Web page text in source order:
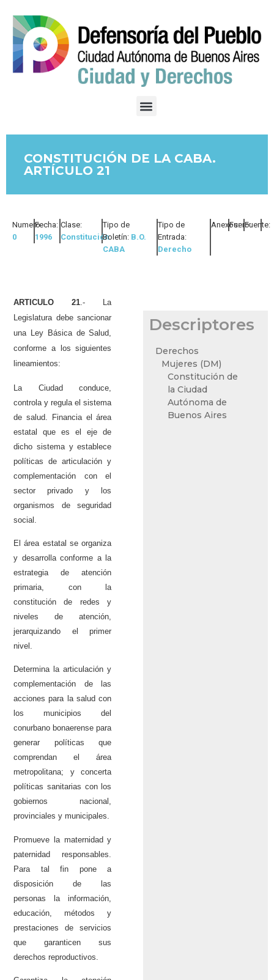
CONSTITUCIÓN DE LA CABA.
ARTÍCULO 21
Numero:
0
Fecha:
1996
Clase:
Constitución
Tipo de
Boletín: B.O.
CABA
Tipo de
Entrada:
Derecho
Anexos:Fuero:Fuente:
ARTICULO 21.- La
Legislatura debe sancionar
una Ley Básica de Salud,
conforme a los siguientes
lineamientos:
La Ciudad conduce,
controla y regula el sistema
de salud. Financia el área
estatal que es el eje de
dicho sistema y establece
políticas de articulación y
complementación con el
sector privado y los
organismos de seguridad
social.
El área estatal se organiza
y desarrolla conforme a la
estrategia de atención
primaria, con la
constitución de redes y
niveles de atención,
jerarquizando el primer
nivel.
Determina la articulación y
complementación de las
acciones para la salud con
los municipios del
conurbano bonaerense para
generar políticas que
comprendan el área
metropolitana; y concerta
políticas sanitarias con los
gobiernos nacional,
provinciales y municipales.
Promueve la maternidad y
paternidad responsables.
Para tal fin pone a
disposición de las
personas la información,
educación, métodos y
prestaciones de servicios
que garanticen sus
derechos reproductivos.
Descriptores
Derechos
Mujeres (DM)
Constitución de
la Ciudad
Autónoma de
Buenos Aires